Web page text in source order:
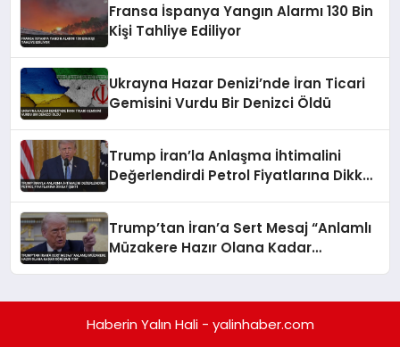
Fransa İspanya Yangın Alarmı 130 Bin
Kişi Tahliye Ediliyor
Ukrayna Hazar Denizi’nde İran Ticari
Gemisini Vurdu Bir Denizci Öldü
Trump İran’la Anlaşma İhtimalini
Değerlendirdi Petrol Fiyatlarına Dikkat
Trump’tan İran’a Sert Mesaj “Anlamlı
Müzakere Hazır Olana Kadar
Haberin Yalın Hali - yalinhaber.com